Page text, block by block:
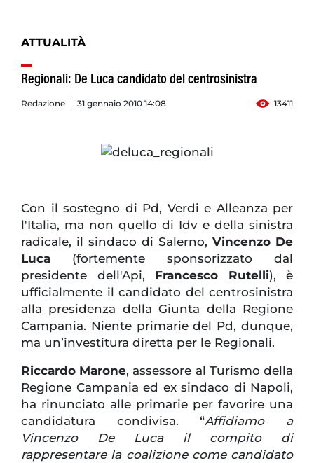
ATTUALITÀ
Regionali: De Luca candidato del centrosinistra
Redazione 31 gennaio 2010 14:08 13411
Con il sostegno di Pd, Verdi e Alleanza per
l'Italia, ma non quello di Idv e della sinistra
radicale, il sindaco di Salerno, Vincenzo De
Luca (fortemente sponsorizzato dal
presidente dell'Api, Francesco Rutelli), è
ufficialmente il candidato del centrosinistra
alla presidenza della Giunta della Regione
Campania. Niente primarie del Pd, dunque,
ma un’investitura diretta per le Regionali.
Riccardo Marone, assessore al Turismo della
Regione Campania ed ex sindaco di Napoli,
ha rinunciato alle primarie per favorire una
candidatura condivisa. “Affidiamo a
Vincenzo De Luca il compito di
rappresentare la coalizione come candidato